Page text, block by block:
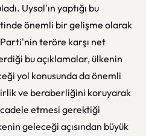
Uysal'ın yaptığı bu
önemli bir gelişme olarak
teröre karşı net
bu açıklamalar, ülkenin
yol konusunda da önemli
ve beraberliğini koruyarak
etmesi gerektiği
geleceği açısından büyük